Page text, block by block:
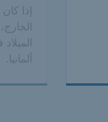
إذا
ألمانيا.